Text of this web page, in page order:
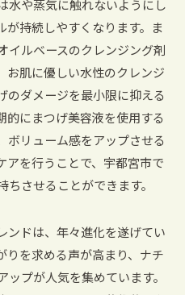
水や蒸気に触れないようにし
が持続しやすくなります。ま
イルベースのクレンジング剤
お肌に優しい水性のクレンジ
のダメージを最小限に抑える
的にまつげ美容液を使用する
ボリューム感をアップさせる
アを行うことで、宇都宮市で
させることができます。
ンドは、年々進化を遂げてい
りを求める声が高まり、ナチ
ップが人気を集めています。